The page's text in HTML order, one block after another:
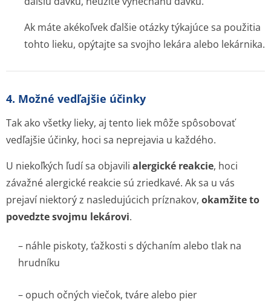
Ak máte akékoľvek ďalšie otázky týkajúce sa použitia
tohto lieku, opýtajte sa svojho lekára alebo lekárnika.
4. Možné vedľajšie účinky
Tak ako všetky lieky, aj tento liek môže spôsobovať
vedľajšie účinky, hoci sa neprejavia u každého.
U niekoľkých ľudí sa objavili alergické reakcie, hoci
závažné alergické reakcie sú zriedkavé. Ak sa u vás
prejaví niektorý z nasledujúcich príznakov, okamžite to
povedzte svojmu lekárovi.
– náhle piskoty, ťažkosti s dýchaním alebo tlak na
hrudníku
– opuch očných viečok, tváre alebo pier